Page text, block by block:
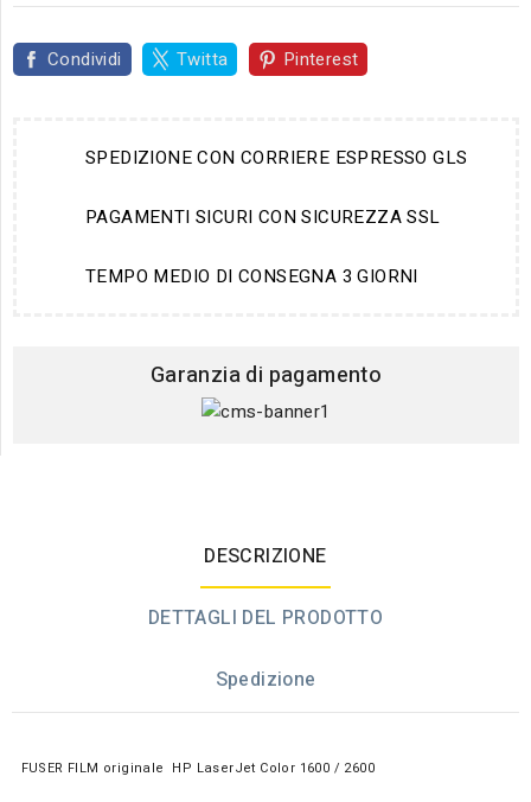
Condividi Twitta Pinterest
SPEDIZIONE CON CORRIERE ESPRESSO GLS
PAGAMENTI SICURI CON SICUREZZA SSL
TEMPO MEDIO DI CONSEGNA 3 GIORNI
Garanzia di pagamento
DESCRIZIONE
DETTAGLI DEL PRODOTTO
Spedizione
FUSER FILM originale HP LaserJet Color 1600 / 2600